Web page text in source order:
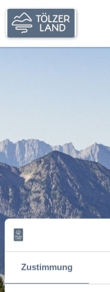
Zustimmung